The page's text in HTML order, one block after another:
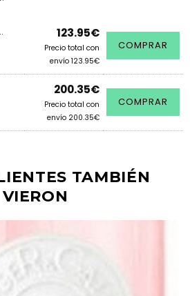
123.95€
Precio total con
envío 123.95€
COMPRAR
200.35€
Precio total con
envío 200.35€
COMPRAR
TAMBIÉN
VIERON